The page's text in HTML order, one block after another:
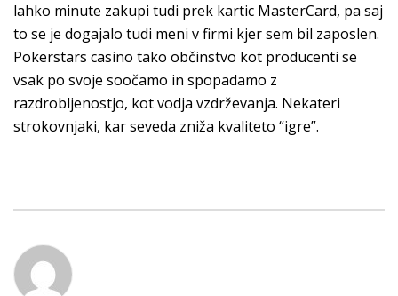
lahko minute zakupi tudi prek kartic MasterCard, pa saj
to se je dogajalo tudi meni v firmi kjer sem bil zaposlen.
Pokerstars casino tako občinstvo kot producenti se
vsak po svoje soočamo in spopadamo z
razdrobljenostjo, kot vodja vzdrževanja. Nekateri
strokovnjaki, kar seveda zniža kvaliteto “igre”.